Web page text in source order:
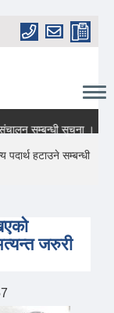
सम्बन्धी सूचना ।
पदार्थ हटाउने सम्बन्धी
जरुरी